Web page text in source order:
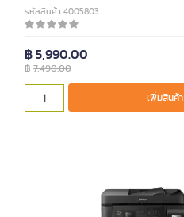
รหัสสินค้า 4005803
฿ 5,990.00
฿ 7,490.00
เพิ่มสินค้า